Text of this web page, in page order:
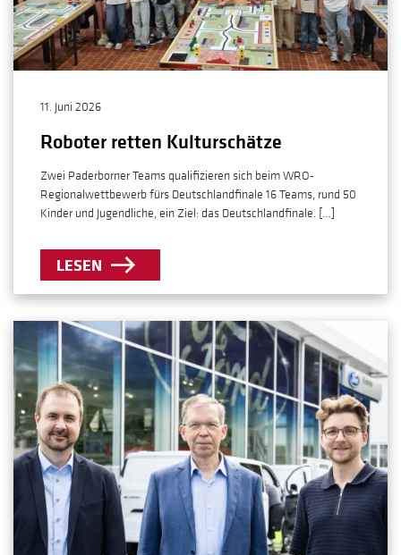
11. Juni 2026
Roboter retten Kulturschätze
Zwei Paderborner Teams qualifizieren sich beim WRO-
Regionalwettbewerb fürs Deutschlandfinale 16 Teams, rund 50
Kinder und Jugendliche, ein Ziel: das Deutschlandfinale. […]
LESEN